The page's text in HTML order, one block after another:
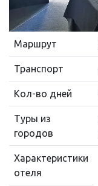
Маршрут
Транспорт
Кол-во дней
Туры из
городов
Характеристики
отеля